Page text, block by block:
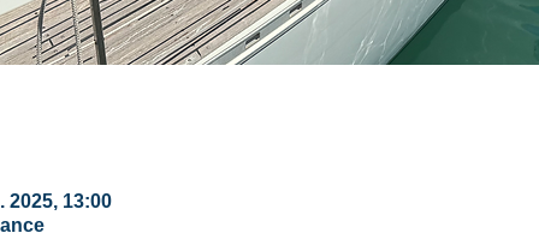
2025, 13:00